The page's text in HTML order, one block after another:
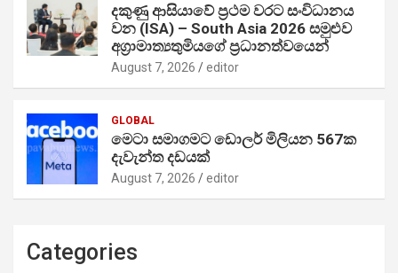
දකුණු ආසියාවේ ප්‍රථම වරට සංවිධානය
වන (ISA) – South Asia 2026 සමුළුව
අග්‍රාමාත්‍යතුමියගේ ප්‍රධානත්වයෙන්
August 7, 2026 editor
GLOBAL
මෙටා සමාගමට ඩොලර් මිලියන 567ක
දැවැන්ත දඩයක්
August 7, 2026 editor
Categories